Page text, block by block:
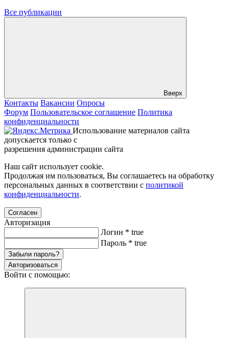
Все публикации
Вверх
Контакты Вакансии Опросы
Форум Пользовательское соглашение Политика
конфиденциальности
Использование материалов сайта
допускается только с
разрешения администрации сайта
Наш сайт использует cookie.
Продолжая им пользоваться, Вы соглашаетесь на обработку
персональных данных в соответствии с политикой
конфиденциальности.
Согласен
Авторизация
Логин * true
Пароль * true
Забыли пароль?
Авторизоваться
Войти с помощью: